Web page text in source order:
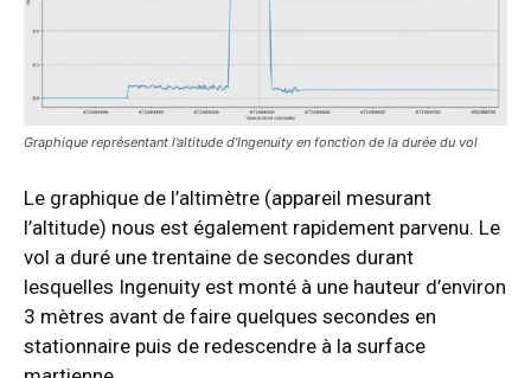
Graphique représentant l’altitude d’Ingenuity en fonction de la durée du vol
Le graphique de l’altimètre (appareil mesurant
l’altitude) nous est également rapidement parvenu. Le
vol a duré une trentaine de secondes durant
lesquelles Ingenuity est monté à une hauteur d’environ
3 mètres avant de faire quelques secondes en
stationnaire puis de redescendre à la surface